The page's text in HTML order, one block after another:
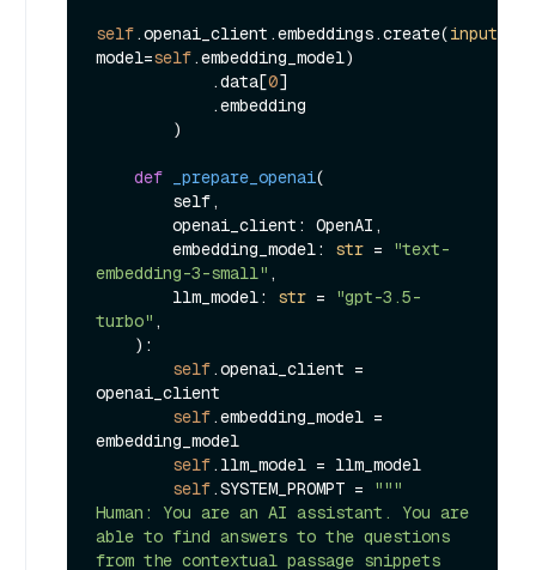
self.openai_client.embeddings.create(input
model=self.embedding_model)
            .data[
0]
def _prepare_openai(
        embedding_model:
str =
"text-
embedding-3-small" ,
        llm_model:
str =
"gpt-3.5-
turbo" ,
):
self.openai_client =
openai_client
self.embedding_model =
embedding_model
self.llm_model = llm_model
self.SYSTEM_PROMPT =
"""
Human: You are an AI assistant. You are
able to find answers to the questions
from the contextual passage snippets